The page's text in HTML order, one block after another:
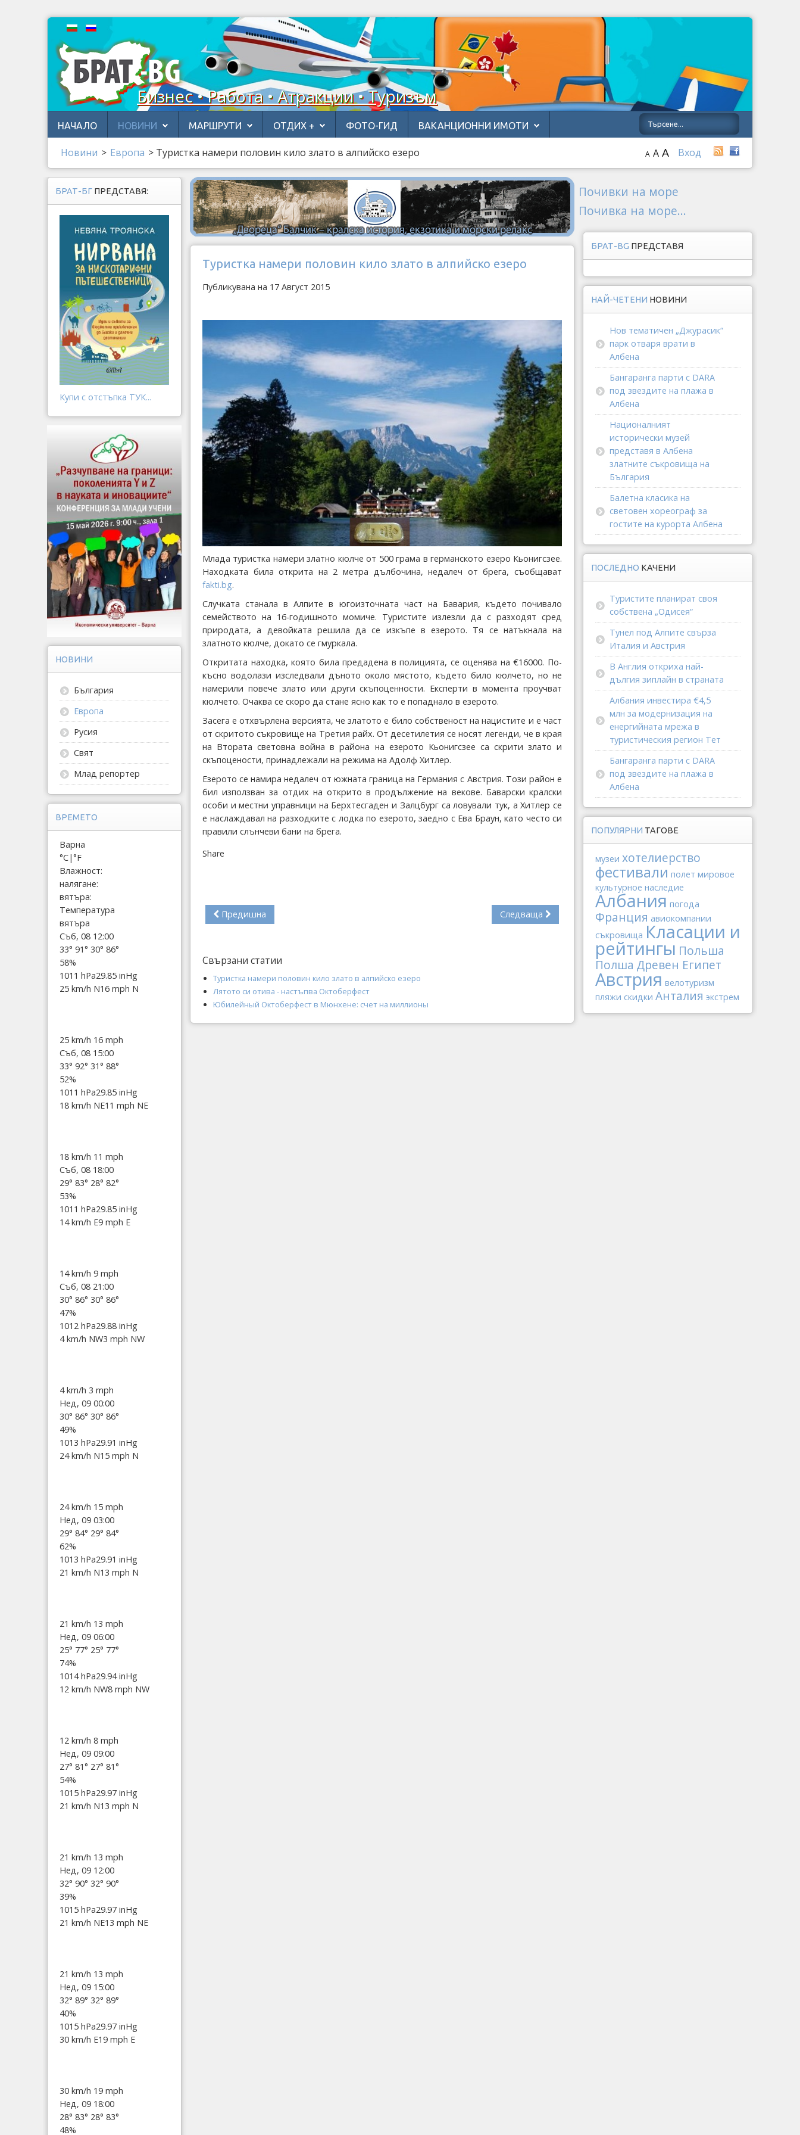
Бизнес • Работа • Атракции • Туризъм
НАЧАЛО НОВИНИ МАРШРУТИ ОТДИХ + ФОТО-ГИД ВАКАНЦИОННИ ИМОТИ
Новини > Европа > Туристка намери половин кило злато в алпийско езеро Вход
A A A
Туристка намери половин кило злато в алпийско езеро
Публикувана на 17 Август 2015
Млада туристка намери златно кюлче от 500 грама в германското езеро Кьонигсзее.
Находката била открита на 2 метра дълбочина, недалеч от брега, съобщават
fakti.bg.
Случката станала в Алпите в югоизточната част на Бавария, където почивало
семейството на 16-годишното момиче. Туристите излезли да с разходят сред
природата, а девойката решила да се изкъпе в езерото. Тя се натъкнала на
златното кюлче, докато се гмуркала.
Откритата находка, която била предадена в полицията, се оценява на €16000. По-
късно водолази изследвали дъното около мястото, където било кюлчето, но не
намерили повече злато или други скъпоценности. Експерти в момента проучват
кюлчето. Очаква се скоро да стане ясно как то е попаднало в езерото.
Засега е отхвърлена версията, че златото е било собственост на нацистите и е част
от скритото съкровище на Третия райх. От десетилетия се носят легенди, че в края
на Втората световна война в района на езерото Кьонигсзее са скрити злато и
скъпоцености, принадлежали на режима на Адолф Хитлер.
Езерото се намира недалеч от южната граница на Германия с Австрия. Този район е
бил използван за отдих на открито в продължение на векове. Баварски кралски
особи и местни управници на Берхтесгаден и Залцбург са ловували тук, а Хитлер се
е наслаждавал на разходките с лодка по езерото, заедно с Ева Браун, като често си
правили слънчеви бани на брега.
Share
Предишна Следваща
Свързани статии
Туристка намери половин кило злато в алпийско езеро
Лятото си отива - настъпва Октоберфест
Юбилейный Октоберфест в Мюнхене: счет на миллионы
БРАТ-БГ ПРЕДСТАВЯ:
Купи с отстъпка ТУК...
НОВИНИ
България
Европа
Русия
Свят
Млад репортер
ВРЕМЕТО
Варна
°C|°F
Влажност:
налягане:
вятъра:
Температура
вятъра
Съб, 08 12:00
33° 91° 30° 86°
58%
1011 hPa29.85 inHg
25 km/h N16 mph N
25 km/h 16 mph
Съб, 08 15:00
33° 92° 31° 88°
52%
1011 hPa29.85 inHg
18 km/h NE11 mph NE
18 km/h 11 mph
Съб, 08 18:00
29° 83° 28° 82°
53%
1011 hPa29.85 inHg
14 km/h E9 mph E
14 km/h 9 mph
Съб, 08 21:00
30° 86° 30° 86°
47%
1012 hPa29.88 inHg
4 km/h NW3 mph NW
4 km/h 3 mph
Нед, 09 00:00
30° 86° 30° 86°
49%
1013 hPa29.91 inHg
24 km/h N15 mph N
24 km/h 15 mph
Нед, 09 03:00
29° 84° 29° 84°
62%
1013 hPa29.91 inHg
21 km/h N13 mph N
21 km/h 13 mph
Нед, 09 06:00
25° 77° 25° 77°
74%
1014 hPa29.94 inHg
12 km/h NW8 mph NW
12 km/h 8 mph
Нед, 09 09:00
27° 81° 27° 81°
54%
1015 hPa29.97 inHg
21 km/h N13 mph N
21 km/h 13 mph
Нед, 09 12:00
32° 90° 32° 90°
39%
1015 hPa29.97 inHg
21 km/h NE13 mph NE
21 km/h 13 mph
Нед, 09 15:00
32° 89° 32° 89°
40%
1015 hPa29.97 inHg
30 km/h E19 mph E
30 km/h 19 mph
Нед, 09 18:00
28° 83° 28° 83°
48%
Почивки на море
Почивка на море...
БРАТ-BG ПРЕДСТАВЯ
НАЙ-ЧЕТЕНИ НОВИНИ
Нов тематичен „Джурасик“
парк отваря врати в
Албена
Бангаранга парти с DARA
под звездите на плажа в
Албена
Националният
исторически музей
представя в Албена
златните съкровища на
България
Балетна класика на
световен хореограф за
гостите на курорта Албена
ПОСЛЕДНО КАЧЕНИ
Туристите планират своя
собствена „Одисея“
Тунел под Алпите свърза
Италия и Австрия
В Англия откриха най-
дългия зиплайн в страната
Албания инвестира €4,5
млн за модернизация на
енергийната мрежа в
туристическия регион Тет
Бангаранга парти с DARA
под звездите на плажа в
Албена
ПОПУЛЯРНИ ТАГОВЕ
музеи хотелиерство
фестивали полет мировое
культурное наследие
Албания погода
Франция авиокомпании
съкровища Класации и
рейтингы Польша
Полша Древен Египет
Австрия велотуризм
пляжи скидки Анталия экстрем